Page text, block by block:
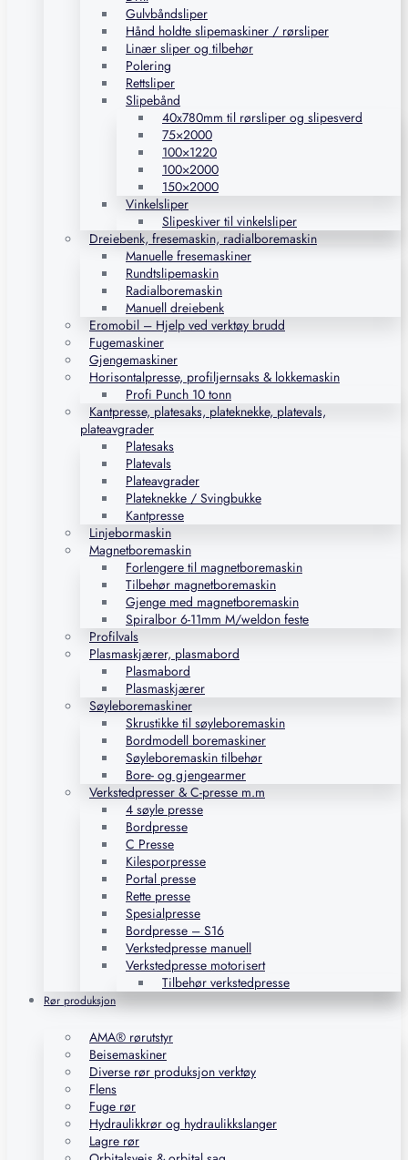
Gulvbåndsliper
Hånd holdte slipemaskiner / rørsliper
Linær sliper og tilbehør
Polering
Rettsliper
Slipebånd
40x780mm til rørsliper og slipesverd
75×2000
100×1220
100×2000
150×2000
Vinkelsliper
Slipeskiver til vinkelsliper
Dreiebenk, fresemaskin, radialboremaskin
Manuelle fresemaskiner
Rundtslipemaskin
Radialboremaskin
Manuell dreiebenk
Eromobil – Hjelp ved verktøy brudd
Fugemaskiner
Gjengemaskiner
Horisontalpresse, profiljernsaks & lokkemaskin
Profi Punch 10 tonn
Kantpresse, platesaks, plateknekke, platevals,
plateavgrader
Platesaks
Platevals
Plateavgrader
Plateknekke / Svingbukke
Kantpresse
Linjebormaskin
Magnetboremaskin
Forlengere til magnetboremaskin
Tilbehør magnetboremaskin
Gjenge med magnetboremaskin
Spiralbor 6-11mm M/weldon feste
Profilvals
Plasmaskjærer, plasmabord
Plasmabord
Plasmaskjærer
Søyleboremaskiner
Skrustikke til søyleboremaskin
Bordmodell boremaskiner
Søyleboremaskin tilbehør
Bore- og gjengearmer
Verkstedpresser & C-presse m.m
4 søyle presse
Bordpresse
C Presse
Kilesporpresse
Portal presse
Rette presse
Spesialpresse
Bordpresse – S16
Verkstedpresse manuell
Verkstedpresse motorisert
Tilbehør verkstedpresse
Rør produksjon
AMA® rørutstyr
Beisemaskiner
Diverse rør produksjon verktøy
Flens
Fuge rør
Hydraulikkrør og hydraulikkslanger
Lagre rør